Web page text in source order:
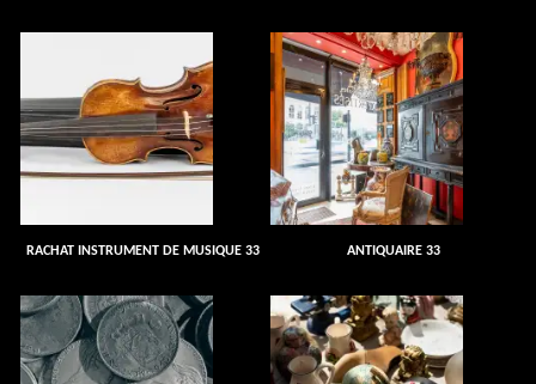
RACHAT INSTRUMENT DE MUSIQUE 33 ANTIQUAIRE 33